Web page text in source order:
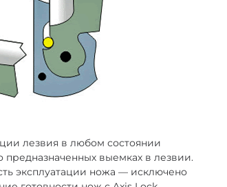
лезвия в любом состоянии
выемках в лезвии.
эксплуатации ножа — исключено